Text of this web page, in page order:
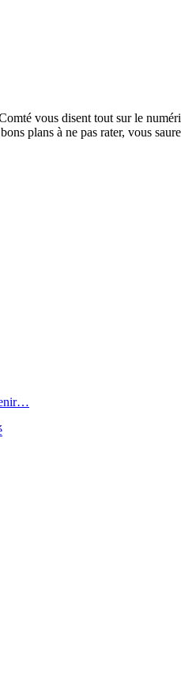
vous disent tout sur le
plans à ne pas rater, vous